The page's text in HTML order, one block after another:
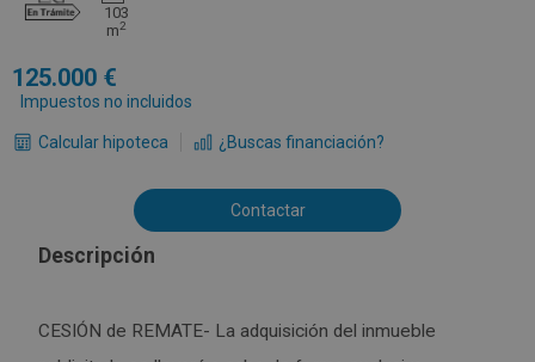
103
m2
125.000
Impuestos no incluidos
Calcular hipoteca ¿Buscas financiación?
Contactar
Descripción
CESIÓN de REMATE- La adquisición del inmueble